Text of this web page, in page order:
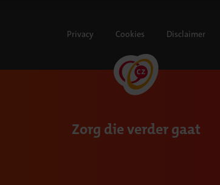
Privacy Cookies Disclaimer
Zorg die verder gaat